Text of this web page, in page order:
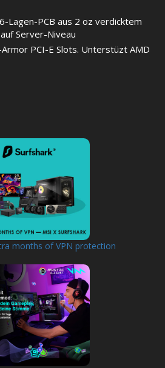
Lagen-PCB aus 2 oz verdicktem
Server-Niveau
PCI-E Slots. Unterstüzt AMD
months of VPN protection